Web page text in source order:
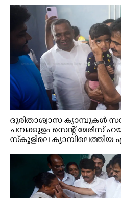
ദുരിതാശ്വാസ ക്യാമ്പുകൾ
ചമ്പക്കുളം സെന്റ് മേരീസ്
സ്കൂളിലെ
സെക്രട്ടറി കെ.സി
എടുത്ത് ലാളിച്ചപ്പോൾ.
വകുപ്പ് മന്ത്രി എം. ലിജു,
റെജി ചെറിയാൻ എം. എൽ.